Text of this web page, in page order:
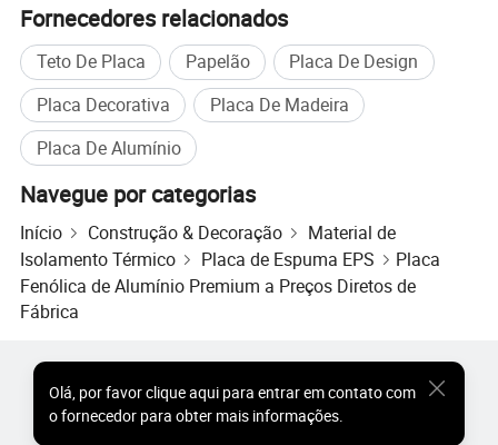
Fornecedores relacionados
Teto De Placa Papelão
Placa De Design
Placa Decorativa
Placa De Madeira
Placa De Alumínio
Navegue por categorias
Início Construção & Decoração
Material de
Isolamento Térmico
Placa de Espuma EPS
Placa
Fenólica de Alumínio Premium a Preços Diretos de
Fábrica
Olá, por favor clique aqui para entrar em contato com
o fornecedor para obter mais informações.
Produtos Quentes por Atacado
Comprador de Estrela
Percepções